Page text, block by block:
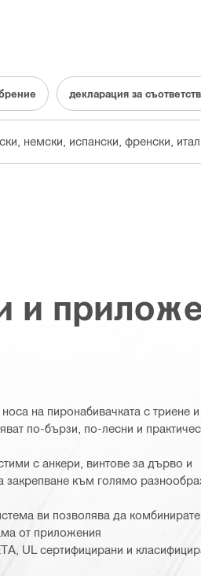
декларация за
немски, испански, френски,
и
на пиронабивачката с триене и
по-бързи, по-лесни и
с анкери, винтове за дърво и
закрепване към голямо
ви позволява да комбинирате
от приложения
UL сертифицирани и